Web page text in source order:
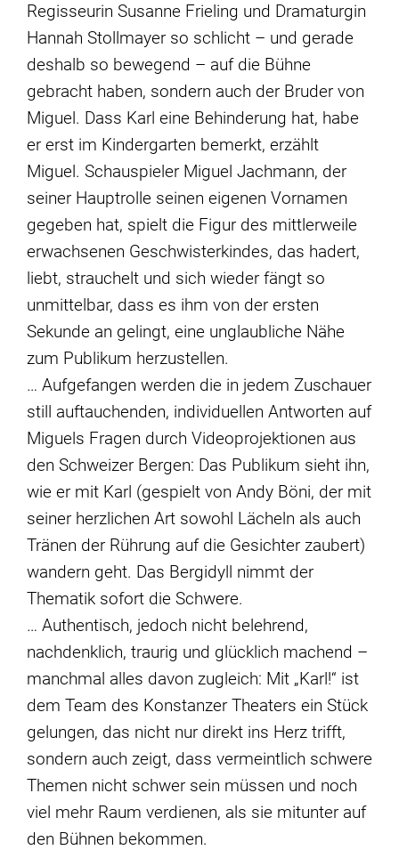
Regisseurin Susanne Frieling und Dramaturgin
Hannah Stollmayer so schlicht – und gerade
deshalb so bewegend – auf die Bühne
gebracht haben, sondern auch der Bruder von
Miguel. Dass Karl eine Behinderung hat, habe
er erst im Kindergarten bemerkt, erzählt
Miguel. Schauspieler Miguel Jachmann, der
seiner Hauptrolle seinen eigenen Vornamen
gegeben hat, spielt die Figur des mittlerweile
erwachsenen Geschwisterkindes, das hadert,
liebt, strauchelt und sich wieder fängt so
unmittelbar, dass es ihm von der ersten
Sekunde an gelingt, eine unglaubliche Nähe
zum Publikum herzustellen.
… Aufgefangen werden die in jedem Zuschauer
still auftauchenden, individuellen Antworten auf
Miguels Fragen durch Videoprojektionen aus
den Schweizer Bergen: Das Publikum sieht ihn,
wie er mit Karl (gespielt von Andy Böni, der mit
seiner herzlichen Art sowohl Lächeln als auch
Tränen der Rührung auf die Gesichter zaubert)
wandern geht. Das Bergidyll nimmt der
Thematik sofort die Schwere.
… Authentisch, jedoch nicht belehrend,
nachdenklich, traurig und glücklich machend –
manchmal alles davon zugleich: Mit „Karl!“ ist
dem Team des Konstanzer Theaters ein Stück
gelungen, das nicht nur direkt ins Herz trifft,
sondern auch zeigt, dass vermeintlich schwere
Themen nicht schwer sein müssen und noch
viel mehr Raum verdienen, als sie mitunter auf
den Bühnen bekommen.